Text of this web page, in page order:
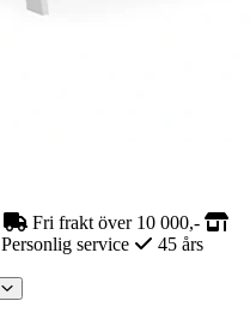
Fri frakt över 10 000,-
Personlig service
45 års